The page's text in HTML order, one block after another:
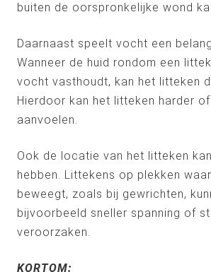
buiten de oorspronkelijke wond
Daarnaast speelt vocht een
Wanneer de huid rondom een
vocht vasthoudt, kan het litteken
Hierdoor kan het litteken harder
aanvoelen.
Ook de locatie van het litteken
hebben. Littekens op plekken
beweegt, zoals bij gewrichten,
bijvoorbeeld sneller spanning of
veroorzaken.
KORTOM: